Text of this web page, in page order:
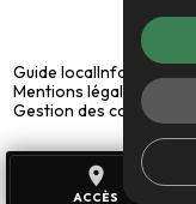
place
ACCÈS
Guide localInformations
Mentions légales
Gestion des cookies